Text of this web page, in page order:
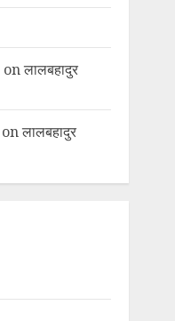
onलालबहादुर
onलालबहादुर